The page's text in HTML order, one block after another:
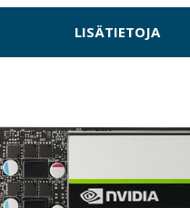
LISÄTIETOJA